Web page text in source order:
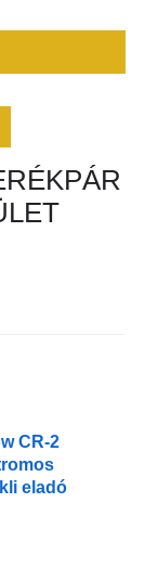
CR-2
eladó